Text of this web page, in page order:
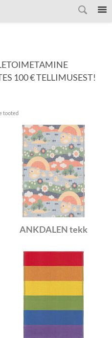
100 € TELLIMUSEST!
tooted
ANKDALEN tekk